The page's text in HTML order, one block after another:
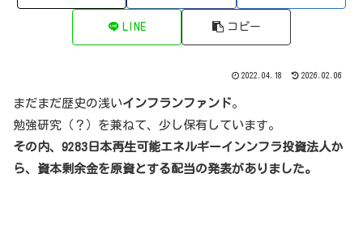
LINE コピー
2022.04.18 2026.02.06
まだまだ歴史の浅いインフランファンド。
勉強研究（？）を兼ねて、少し保有しています。
その内、9283日本再生可能エネルギーインンフラ投資法人か
ら、資本剰余金を原資とする配当の発表がありました。